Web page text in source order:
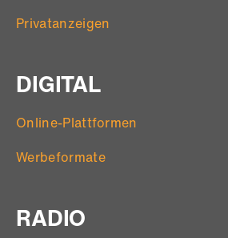
Privatanzeigen
DIGITAL
Online-Plattformen
Werbeformate
RADIO